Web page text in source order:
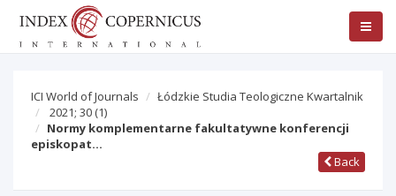
ICI World of Journals
Łódzkie Studia Teologiczne Kwartalnik
2021; 30 (1)
Normy komplementarne fakultatywne konferencji
episkopat…
Back